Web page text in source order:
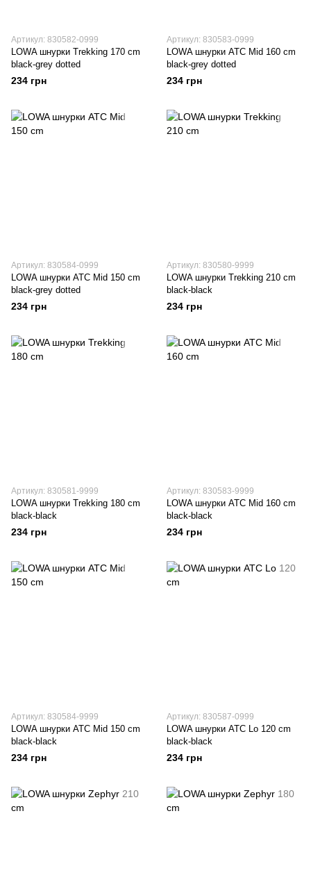
Артикул: 830582-0999
LOWA шнурки Trekking 170 cm
black-grey dotted
234 грн
Артикул: 830583-0999
LOWA шнурки ATC Mid 160 cm
black-grey dotted
234 грн
Артикул: 830584-0999
LOWA шнурки ATC Mid 150 cm
black-grey dotted
234 грн
Артикул: 830580-9999
LOWA шнурки Trekking 210 cm
black-black
234 грн
Артикул: 830581-9999
LOWA шнурки Trekking 180 cm
black-black
234 грн
Артикул: 830583-9999
LOWA шнурки ATC Mid 160 cm
black-black
234 грн
Артикул: 830584-9999
LOWA шнурки ATC Mid 150 cm
black-black
234 грн
Артикул: 830587-0999
LOWA шнурки ATC Lo 120 cm
black-black
234 грн